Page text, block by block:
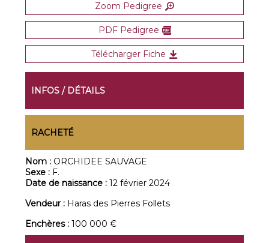
Zoom Pedigree
PDF Pedigree
Télécharger Fiche
INFOS / DÉTAILS
RACHETÉ
Nom : ORCHIDEE SAUVAGE
Sexe : F.
Date de naissance :12 février 2024
Vendeur : Haras des Pierres Follets
Enchères :100 000 €